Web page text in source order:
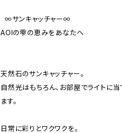
∞サンキャッチャー∞
AOIの雫の恵みをあなたへ
天然石のサンキャッチャー。
自然光はもちろん、お部屋でライトに
ます。
日常に彩りとワクワクを。